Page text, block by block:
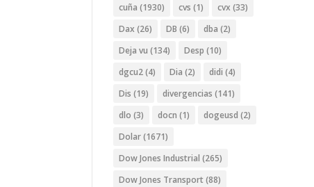
cuña (1930) cvs (1) cvx (33)
Dax (26) DB (6) dba (2)
Deja vu (134) Desp (10)
dgcu2(4) Dia (2) didi (4)
Dis (19) divergencias (141)
dlo (3) docn (1) dogeusd (2)
Dolar(1671)
Dow Jones Industrial (265)
Dow Jones Transport (88)